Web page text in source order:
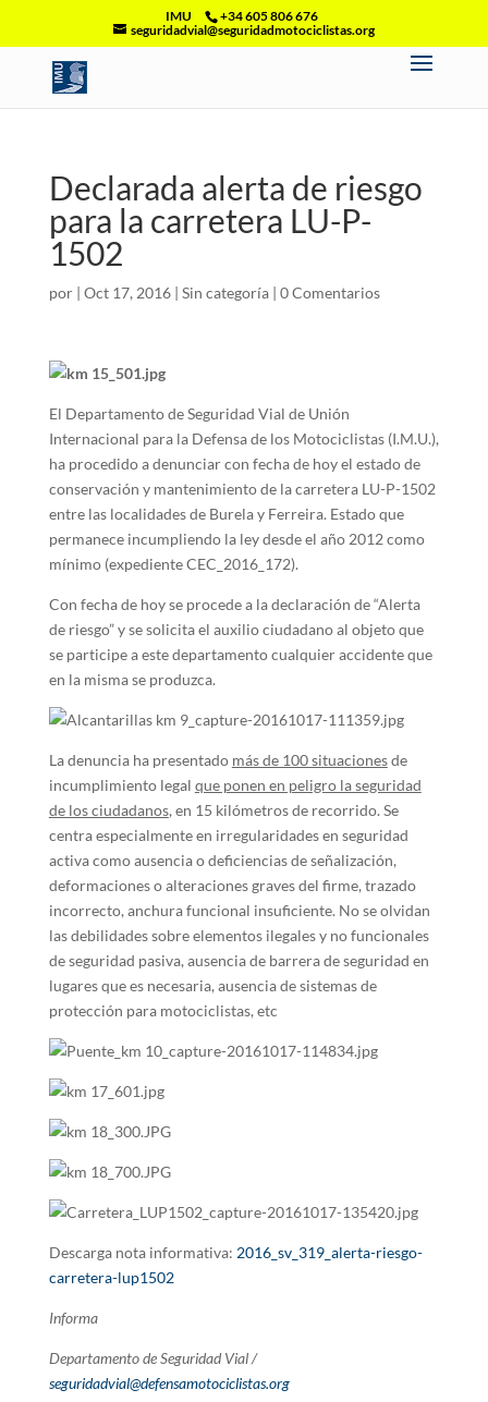
IMU
+34 605 806 676
seguridadvial@seguridadmotociclistas.org
Declarada alerta de riesgo
para la carretera LU-P-
1502
por | Oct 17, 2016| Sin categoría| 0 Comentarios
El Departamento de Seguridad Vial de Unión
Internacional para la Defensa de los Motociclistas (I.M.U.),
ha procedido a denunciar con fecha de hoy el estado de
conservación y mantenimiento de la carretera LU-P-1502
entre las localidades de Burela y Ferreira. Estado que
permanece incumpliendo la ley desde el año 2012 como
mínimo (expediente CEC_2016_172).
Con fecha de hoy se procede a la declaración de “Alerta
de riesgo” y se solicita el auxilio ciudadano al objeto que
se participe a este departamento cualquier accidente que
en la misma se produzca.
La denuncia ha presentado más de 100 situacionesde
incumplimiento legal que ponen en peligro la seguridad
de los ciudadanos, en 15 kilómetros de recorrido. Se
centra especialmente en irregularidades en seguridad
activa como ausencia o deficiencias de señalización,
deformaciones o alteraciones graves del firme, trazado
incorrecto, anchura funcional insuficiente. No se olvidan
las debilidades sobre elementos ilegales y no funcionales
de seguridad pasiva, ausencia de barrera de seguridad en
lugares que es necesaria, ausencia de sistemas de
protección para motociclistas, etc
Descarga nota informativa: 2016_sv_319_alerta-riesgo-
carretera-lup1502
Informa
Departamento de Seguridad Vial /
seguridadvial@defensamotociclistas.org